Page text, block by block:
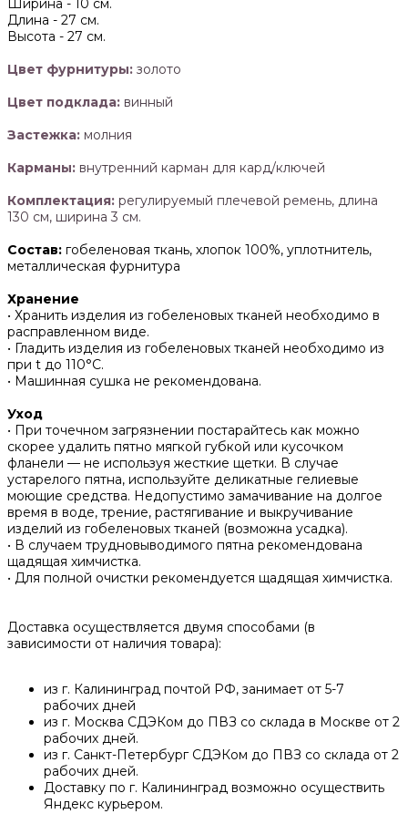
Ширина - 10 см.
Длина - 27 см.
Высота - 27 см.
Цвет фурнитуры: золото
Цвет подклада: винный
Застежка: молния
Карманы: внутренний карман для кард/ключей
Комплектация: регулируемый плечевой ремень, длина
130 см, ширина 3 см.
Состав: гобеленовая ткань, хлопок 100%, уплотнитель,
металлическая фурнитура
Хранение
• Хранить изделия из гобеленовых тканей необходимо в
расправленном виде.
• ‌Гладить изделия из гобеленовых тканей необходимо из
при t до 110°С.
• ‌Машинная сушка не рекомендована.
Уход
• При точечном загрязнении постарайтесь как можно
скорее удалить пятно мягкой губкой или кусочком
фланели — не используя жесткие щетки. В случае
устарелого пятна, используйте деликатные гелиевые
моющие средства. Недопустимо замачивание на долгое
время в воде, трение, растягивание и выкручивание
изделий из гобеленовых тканей (возможна усадка).
• В случаем трудновыводимого пятна рекомендована
щадящая химчистка.
• Для полной очистки рекомендуется щадящая химчистка.
Доставка осуществляется двумя способами (в
зависимости от наличия товара):
из г. Калининград почтой РФ, занимает от 5-7
рабочих дней
из г. Москва СДЭКом до ПВЗ со склада в Москве от 2
рабочих дней.
из г. Санкт-Петербург СДЭКом до ПВЗ со склада от 2
рабочих дней.
Доставку по г. Калининград возможно осуществить
Яндекс курьером.